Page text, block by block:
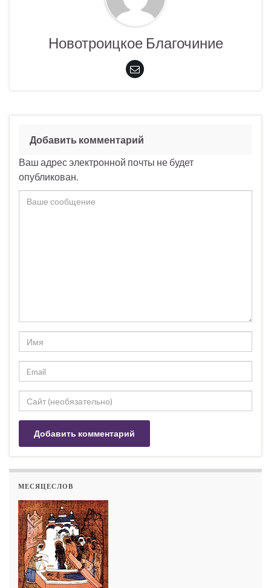
Новотроицкое Благочиние
Добавить комментарий
Ваш адрес электронной почты не будет
опубликован.
МЕСЯЦЕСЛОВ